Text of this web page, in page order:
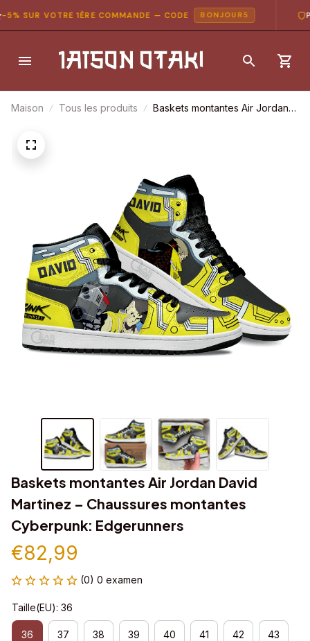
SUR VOTRE 1ÈRE COMMANDE — CODE BONJOUR5
Maison Tous les produits
Baskets montantes Air Jordan
Baskets montantes Air Jordan David
Martinez – Chaussures montantes
Cyberpunk: Edgerunners
€82,99
(0) 0 examen
Taille(EU): 36
36 37 38 39 40 41 42 43